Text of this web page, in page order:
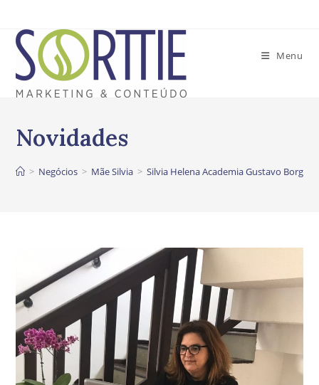
conteúdo
Menu
> Negócios > Mãe Silvia > Silvia Helena Academia Gustavo Borges